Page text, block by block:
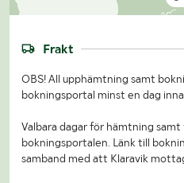
Frakt
OBS! All upphämtning samt
bokningsportal minst en dag
Valbara dagar för hämtning
bokningsportalen. Länk till
samband med att Klaravik